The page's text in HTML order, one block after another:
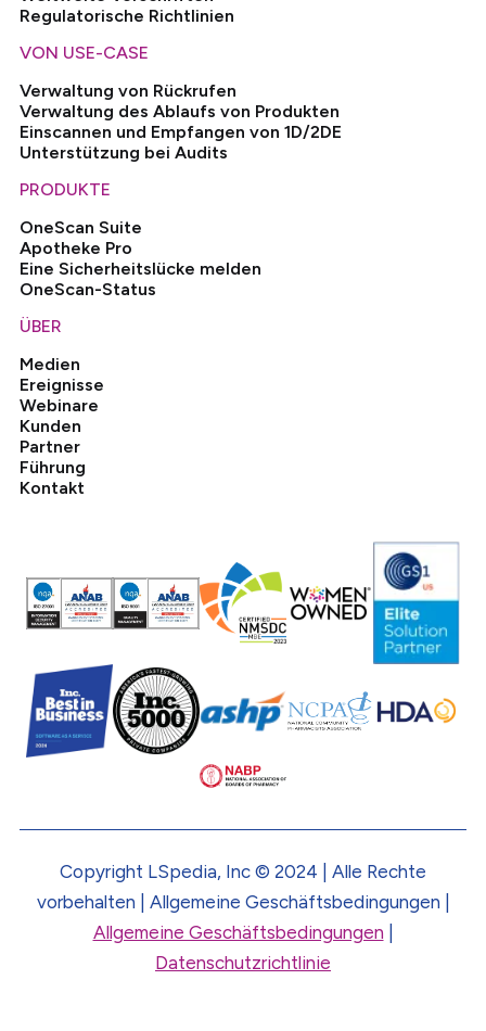
Regulatorische Richtlinien
VON USE-CASE
Verwaltung von Rückrufen
Verwaltung des Ablaufs von Produkten
Einscannen und Empfangen von 1D/2DE
Unterstützung bei Audits
PRODUKTE
OneScan Suite
Apotheke Pro
Eine Sicherheitslücke melden
OneScan-Status
ÜBER
Medien
Ereignisse
Webinare
Kunden
Partner
Führung
Kontakt
Copyright LSpedia, Inc © 2024 | Alle Rechte
vorbehalten | Allgemeine Geschäftsbedingungen |
Allgemeine Geschäftsbedingungen
Datenschutzrichtlinie